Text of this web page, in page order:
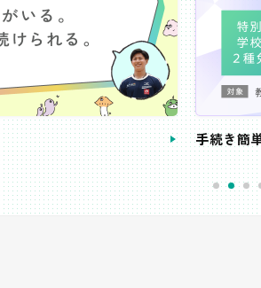
手続き簡